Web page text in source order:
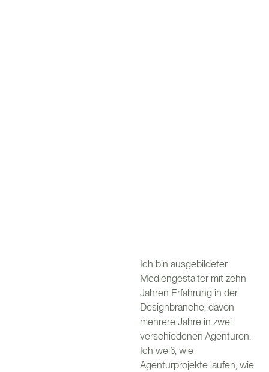
Ich bin ausgebildeter
Mediengestalter mit zehn
Jahren Erfahrung in der
Designbranche, davon
mehrere Jahre in zwei
verschiedenen Agenturen.
Ich weiß, wie
Agenturprojekte laufen, wie